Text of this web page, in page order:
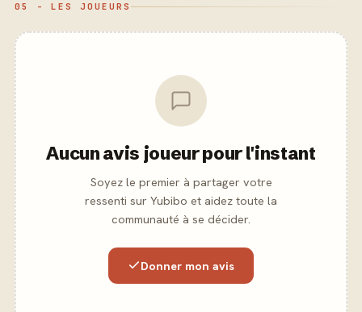
05 - LES JOUEURS
Aucun avis joueur pour l'instant
Soyez le premier à partager votre
ressenti sur Yubibo et aidez toute la
communauté à se décider.
Donner mon avis